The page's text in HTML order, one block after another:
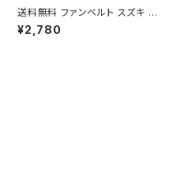
送料無料 ファンベルト スズキ ワ
ゴンR 型式MH34S H24.09～
H29.02 （国内トップメーカー）
¥2,780